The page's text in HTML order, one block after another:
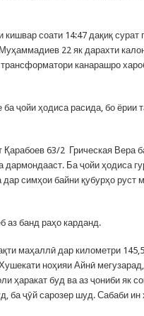
кишвар соати 14:47 дақиқ сурат
22 як дарахти
канарашро
ҷойи ҳодиса расида, бо ёрии
Қарабоев 63/2 Грическая Вера
дармондааст. Ба ҷойи ҳодиса
симҳои байни қубурҳо руст
аз банд раҳо карданд.
маҳаллӣ дар километри
ноҳияи Айнӣ
ҳаракат буд ва аз ҷониби як
ба ҷӯй сарозер шуд. Сабаби ин